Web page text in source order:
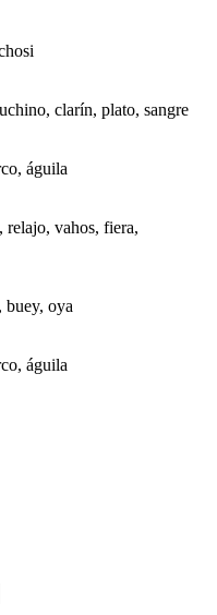
clarín, plato, sangre
águila
relajo, vahos, fiera,
buey, oya
águila